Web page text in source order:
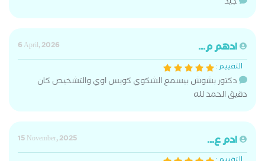
ادهم م...
6 April, 2026
التقييم :
دكتور بشوش بيسمع الشكوي كويس اوي والتشخيص كان
دقيق الحمد لله
ادم ع...
15 November, 2025